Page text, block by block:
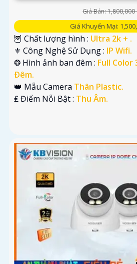
Giá Bán: 1,800,000
Giá Khuyến Mại:
🦉 Chất lượng hình : Ultra 2k + .
⚜️ Công Nghệ Sử Dụng : IP Wifi.
❂ Hình ảnh ban đêm : Full Color
Ðêm.
👑 Mẫu Camera Thân Plastic.
️₤ Điểm Nỗi Bật : Thu Âm.